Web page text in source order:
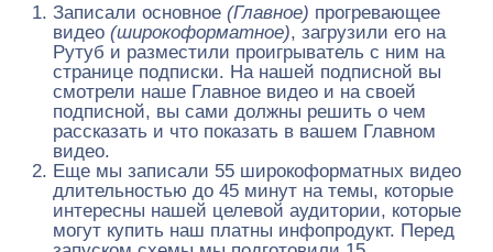
Записали основное (Главное) прогревающее
видео (широкоформатное), загрузили его на
Рутуб и разместили проигрыватель с ним на
странице подписки. На нашей подписной вы
смотрели наше Главное видео и на своей
подписной, вы сами должны решить о чем
рассказать и что показать в вашем Главном
видео.
Еще мы записали 55 широкоформатных видео
длительностью до 45 минут на темы, которые
интересны нашей целевой аудитории, которые
могут купить наш платны инфопродукт. Перед